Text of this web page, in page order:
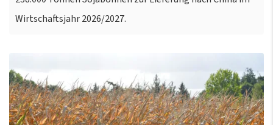
Wirtschaftsjahr 2026/2027.